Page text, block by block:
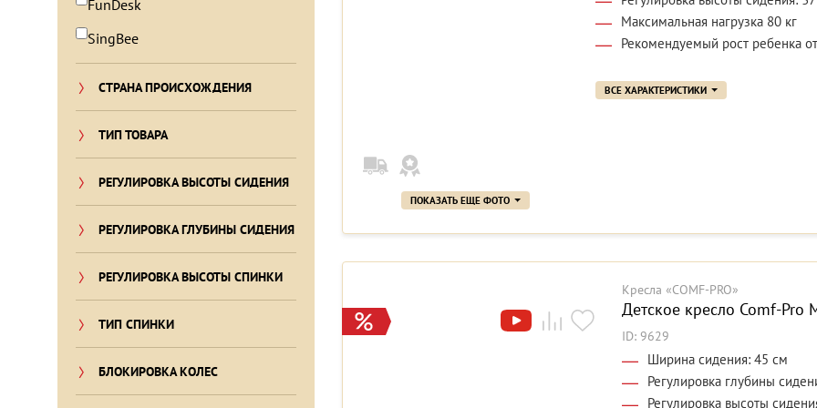
FunDesk
SingBee
СТРАНА ПРОИСХОЖДЕНИЯ
ТИП ТОВАРА
РЕГУЛИРОВКА ВЫСОТЫ СИДЕНИЯ
РЕГУЛИРОВКА ГЛУБИНЫ СИДЕНИЯ
РЕГУЛИРОВКА ВЫСОТЫ СПИНКИ
ТИП СПИНКИ
БЛОКИРОВКА КОЛЕС
ПОКАЗАТЬ ЕЩЕ ФОТО
Максимальная нагрузка 80 кг
Рекомендуемый рост ребенка
ВСЕ ХАРАКТЕРИСТИКИ
Кресла «COMF-PRO»
Детское кресло Comf-Pro
ID: 9629
Ширина сидения: 45 см
Регулировка глубины
Регулировка высоты